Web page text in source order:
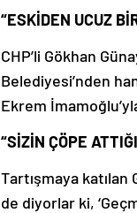
“ESKİDEN UCUZ
CHP’li Gökhan
Belediyesi’nden
Ekrem
“SİZİN ÇÖPE
Tartışmaya katılan
de diyorlar ki,